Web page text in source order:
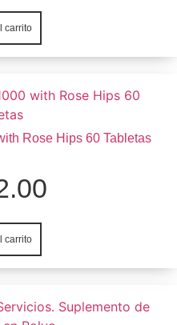
carrito
Rose Hips 60 Tabletas
carrito